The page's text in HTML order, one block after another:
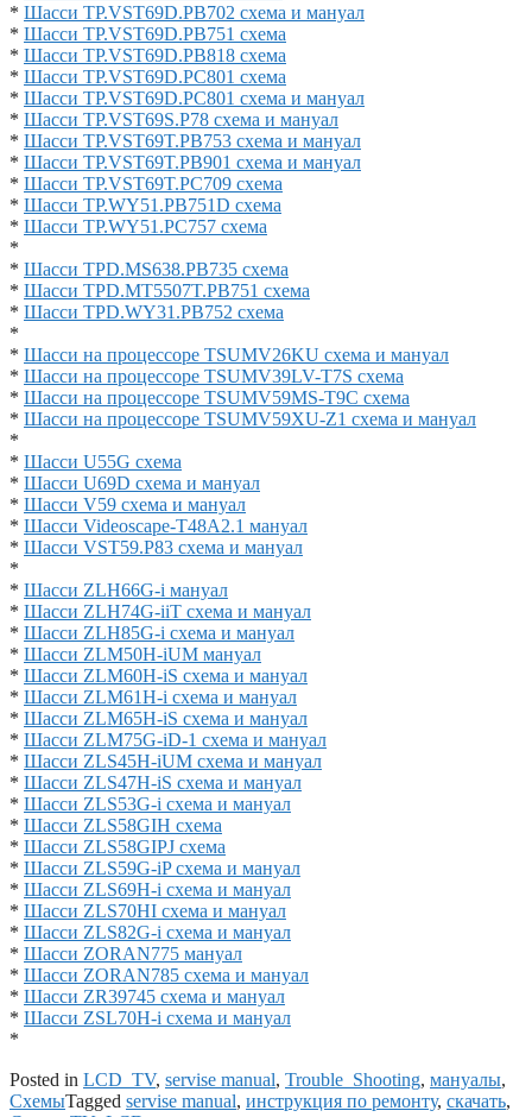
* Шасси TP.VST69D.PB702 схема и мануал
* Шасси TP.VST69D.PB751 схема
* Шасси TP.VST69D.PB818 схема
* Шасси TP.VST69D.PC801 схема
* Шасси TP.VST69D.PC801 схема и мануал
* Шасси TP.VST69S.P78 схема и мануал
* Шасси TP.VST69T.PB753 схема и мануал
* Шасси TP.VST69T.PB901 схема и мануал
* Шасси TP.VST69T.PC709 схема
* Шасси TP.WY51.PB751D схема
* Шасси TP.WY51.PC757 схема
*
* Шасси TPD.MS638.PB735 схема
* Шасси TPD.MT5507T.PB751 схема
* Шасси TPD.WY31.PB752 схема
*
* Шасси на процессоре TSUMV26KU схема и мануал
* Шасси на процессоре TSUMV39LV-T7S схема
* Шасси на процессоре TSUMV59MS-T9C схема
* Шасси на процессоре TSUMV59XU-Z1 схема и мануал
*
* Шасси U55G схема
* Шасси U69D схема и мануал
* Шасси V59 схема и мануал
* Шасси Videoscape-T48A2.1 мануал
* Шасси VST59.P83 схема и мануал
*
* Шасси ZLH66G-i мануал
* Шасси ZLH74G-iiT схема и мануал
* Шасси ZLH85G-i схема и мануал
* Шасси ZLM50H-iUM мануал
* Шасси ZLM60H-iS схема и мануал
* Шасси ZLM61H-i схема и мануал
* Шасси ZLM65H-iS схема и мануал
* Шасси ZLM75G-iD-1 схема и мануал
* Шасси ZLS45H-iUM схема и мануал
* Шасси ZLS47H-iS схема и мануал
* Шасси ZLS53G-i схема и мануал
* Шасси ZLS58GIH схема
* Шасси ZLS58GIPJ схема
* Шасси ZLS59G-iP схема и мануал
* Шасси ZLS69H-i схема и мануал
* Шасси ZLS70HI схема и мануал
* Шасси ZLS82G-i схема и мануал
* Шасси ZORAN775 мануал
* Шасси ZORAN785 схема и мануал
* Шасси ZR39745 схема и мануал
* Шасси ZSL70H-i схема и мануал
*
Posted in LCD_TV, servise manual, Trouble_Shooting, мануалы,
СхемыTagged servise manual, инструкция по ремонту, скачать,